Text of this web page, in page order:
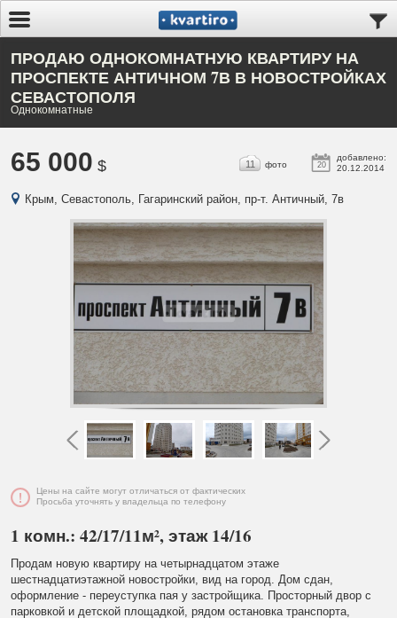
ПРОДАЮ ОДНОКОМНАТНУЮ КВАРТИРУ НА
ПРОСПЕКТЕ АНТИЧНОМ 7В В НОВОСТРОЙКАХ
СЕВАСТОПОЛЯ
Однокомнатные
65 000 $ 20
добавлено:
20.12.2014
11 фото
Крым, Севастополь, Гагаринский район, пр-т. Античный, 7в
Цены на сайте могут отличаться от фактических
Просьба уточнять у владельца по телефону
1 комн.: 42/17/11м², этаж 14/16
Продам новую квартиру на четырнадцатом этаже
шестнадцатиэтажной новостройки, вид на город. Дом сдан,
оформление - переуступка пая у застройщика. Просторный двор с
парковкой и детской площадкой, рядом остановка транспорта,